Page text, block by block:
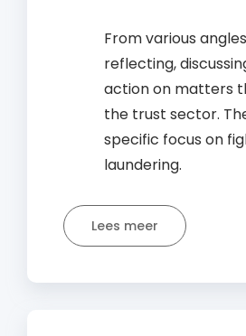
From various
reflecting,
action on matters
the trust sector.
specific focus on
laundering.
Lees meer